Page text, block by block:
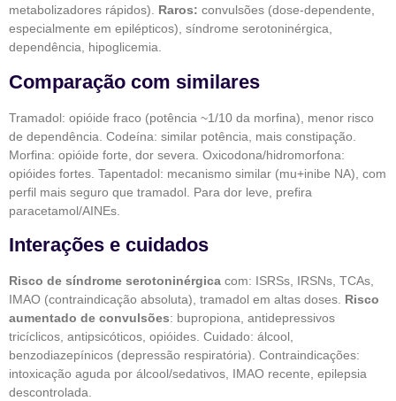
metabolizadores rápidos). Raros: convulsões (dose-dependente,
especialmente em epilépticos), síndrome serotoninérgica,
dependência, hipoglicemia.
Comparação com similares
Tramadol: opióide fraco (potência ~1/10 da morfina), menor risco
de dependência. Codeína: similar potência, mais constipação.
Morfina: opióide forte, dor severa. Oxicodona/hidromorfona:
opióides fortes. Tapentadol: mecanismo similar (mu+inibe NA), com
perfil mais seguro que tramadol. Para dor leve, prefira
paracetamol/AINEs.
Interações e cuidados
Risco de síndrome serotoninérgica com: ISRSs, IRSNs, TCAs,
IMAO (contraindicação absoluta), tramadol em altas doses. Risco
aumentado de convulsões: bupropiona, antidepressivos
tricíclicos, antipsicóticos, opióides. Cuidado: álcool,
benzodiazepínicos (depressão respiratória). Contraindicações:
intoxicação aguda por álcool/sedativos, IMAO recente, epilepsia
descontrolada.